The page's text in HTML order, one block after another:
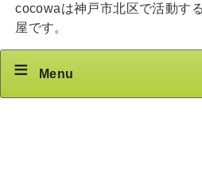
cocowaは神戸市北区で活動す
屋です。
Menu